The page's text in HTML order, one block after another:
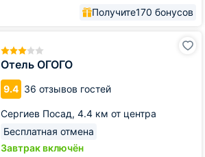
Получите170 бонусов
Отель ОГОГО
9.4 36 отзывов гостей
Сергиев Посад, 4.4 км от центра
Бесплатная отмена
Завтрак включён